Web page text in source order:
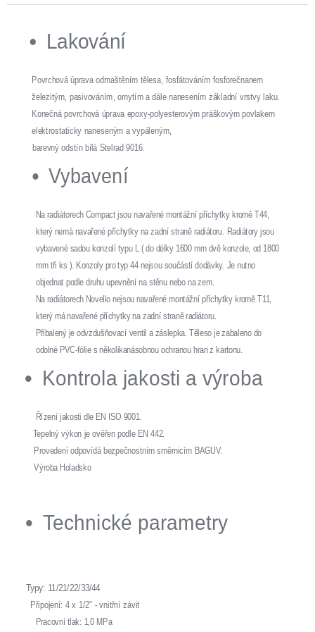
Lakování
Povrchová úprava odmaštěním tělesa, fosfátováním fosforečnanem
železitým, pasivováním, omytím a dále nanesením základní vrstvy laku.
Konečná povrchová úprava epoxy-polyesterovým práškovým povlakem
elektrostaticky naneseným a vypáleným,
barevný odstín bílá Stelrad 9016.
Vybavení
Na radiátorech Compact jsou navařené montážní příchytky kromě T44,
který nemá navařené příchytky na zadní straně radiátoru. Radiátory jsou
vybavené sadou konzolí typu L ( do délky 1600 mm dvě konzole, od 1800
mm tři ks ). Konzoly pro typ 44 nejsou součástí dodávky. Je nutno
objednat podle druhu upevnění na stěnu nebo na zem.
Na radiátorech Novello nejsou navařené montážní příchytky kromě T11,
který má navařené příchytky na zadní straně radiátoru.
Přibalený je odvzdušňovací ventil a záslepka. Těleso je zabaleno do
odolné PVC-fólie s několikanásobnou ochranou hran z kartonu.
Kontrola jakosti a výroba
Řízení jakosti dle EN ISO 9001.
Tepelný výkon je ověřen podle EN 442.
Provedení odpovídá bezpečnostním směrnicím BAGUV.
Výroba Holadsko
Technické parametry
Typy: 11/21/22/33/44
Připojení: 4 x 1/2" - vnitřní závit
Pracovní tlak: 1,0 MPa